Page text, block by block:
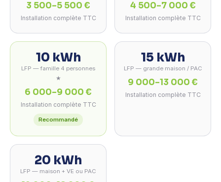
3 500–5 500 €
Installation complète TTC
4 500–7 000 €
Installation complète TTC
10 kWh
LFP — famille 4 personnes
★
6 000–9 000 €
Installation complète TTC
Recommandé
15 kWh
LFP — grande maison / PAC
9 000–13 000 €
Installation complète TTC
20 kWh
LFP — maison + VE ou PAC